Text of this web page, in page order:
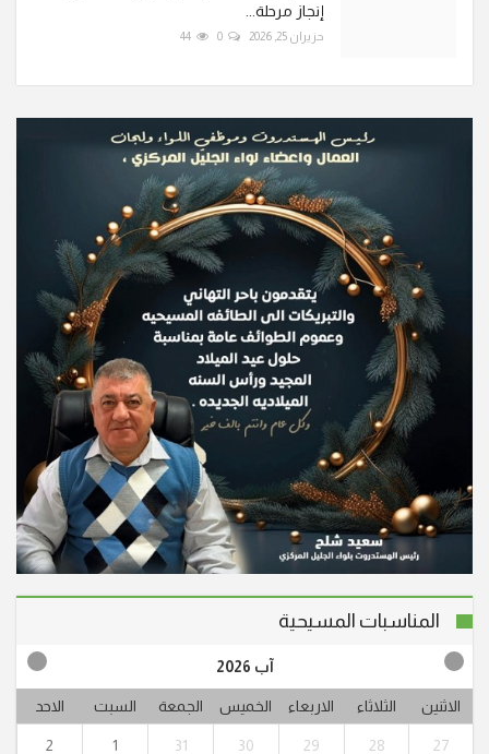
إنجاز مرحلة...
حزيران 25, 2026 0
44
المناسبات المسيحية
آب 2026
الاثنين الثلاثاء الاربعاء الخميس الجمعة السبت الاحد
27
28
29
30
31
1
2